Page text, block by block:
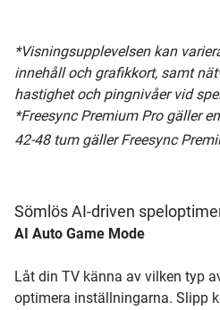
*Visningsupplevelsen kan
innehåll och grafikkort, samt
hastighet och pingnivåer vid
*Freesync Premium Pro gäller
42-48 tum gäller Freesync
Sömlös AI-driven
AI Auto Game Mode
Låt din TV känna av vilken typ
optimera inställningarna. Slipp